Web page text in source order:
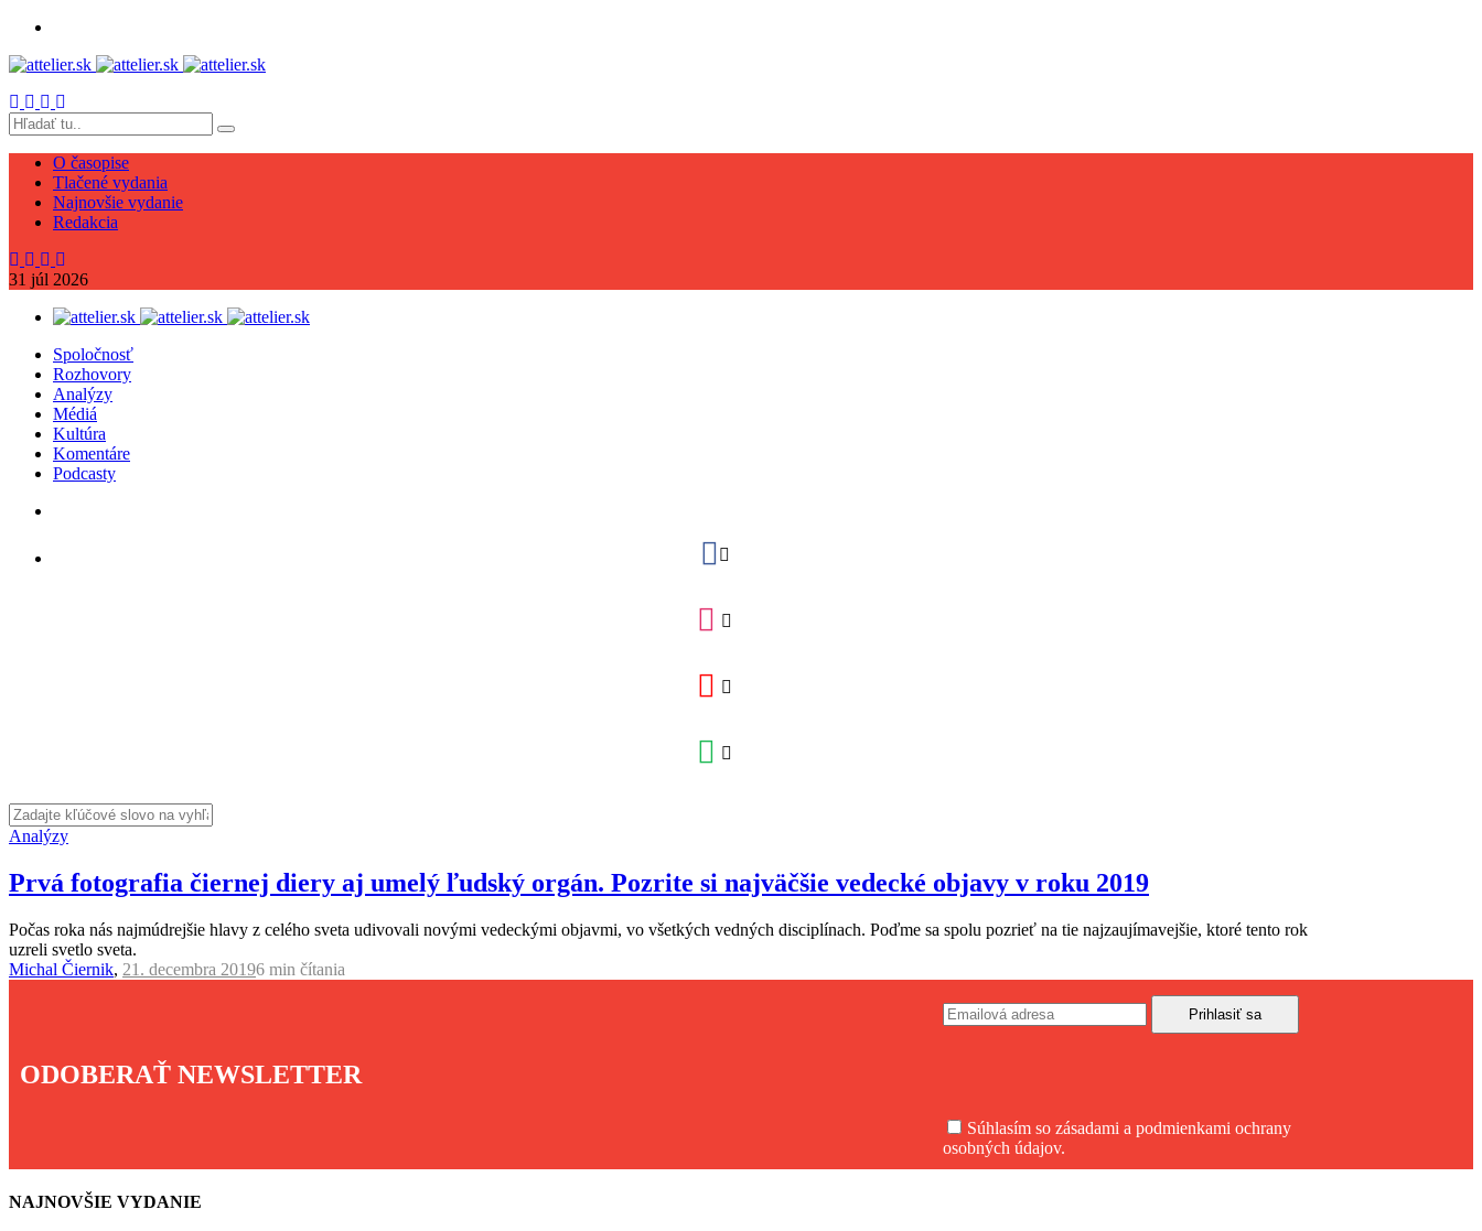
O časopise
Tlačené vydania
Najnovšie vydanie
Redakcia
31 júl 2026
Spoločnosť
Rozhovory
Analýzy
Médiá
Kultúra
Komentáre
Podcasty
Analýzy
Prvá fotografia čiernej diery aj umelý ľudský orgán. Pozrite si najväčšie vedecké objavy v roku 2019
Počas roka nás najmúdrejšie hlavy z celého sveta udivovali novými vedeckými objavmi, vo všetkých vedných disciplínach. Poďme sa spolu pozrieť na tie najzaujímavejšie, ktoré tento rok
uzreli svetlo sveta.
Michal Čiernik, 21. decembra 20196 min čítania
ODOBERAŤ NEWSLETTER
Súhlasím so zásadami a podmienkami ochrany
osobných údajov.
NAJNOVŠIE VYDANIE